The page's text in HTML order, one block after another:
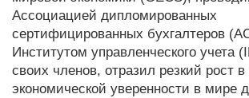
Ассоциацией дипломированных
сертифицированных бухгалтеров
Институтом управленческого учета
своих членов, отразил резкий рост в
экономической уверенности в мире